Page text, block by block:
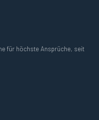
für höchste Ansprüche, seit